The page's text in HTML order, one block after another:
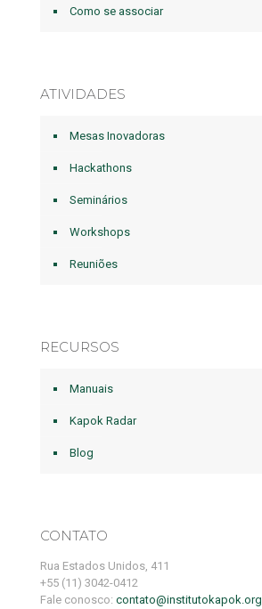
Como se associar
ATIVIDADES
Mesas Inovadoras
Hackathons
Seminários
Workshops
Reuniões
RECURSOS
Manuais
Kapok Radar
Blog
CONTATO
Rua Estados Unidos, 411
+55 (11) 3042-0412
Fale conosco: contato@institutokapok.org